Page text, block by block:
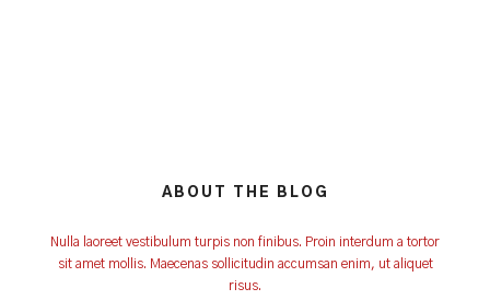
ABOUT THE BLOG
Nulla laoreet vestibulum turpis non finibus. Proin interdum a tortor
sit amet mollis. Maecenas sollicitudin accumsan enim, ut aliquet
risus.